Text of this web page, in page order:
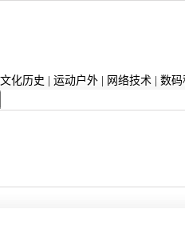
文化历史 运动户外| 网络技术| 数码